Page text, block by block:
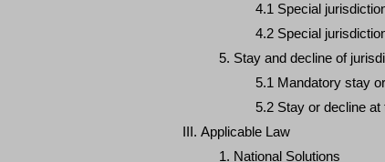
4.1 Special
4.2 Special
5. Stay and decline of
5.1 Mandatory stay
5.2 Stay or decline
III. Applicable Law
1. National Solutions